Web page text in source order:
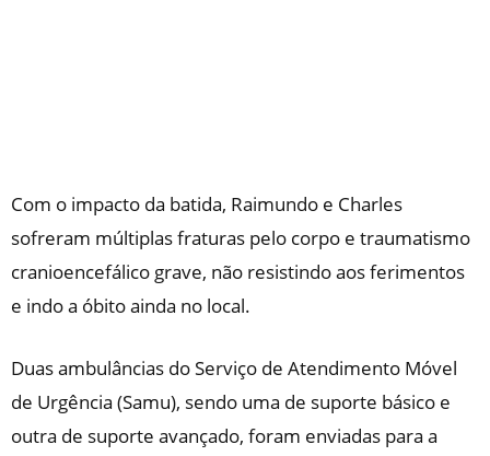
Com o impacto da batida, Raimundo e Charles
sofreram múltiplas fraturas pelo corpo e traumatismo
cranioencefálico grave, não resistindo aos ferimentos
e indo a óbito ainda no local.
Duas ambulâncias do Serviço de Atendimento Móvel
de Urgência (Samu), sendo uma de suporte básico e
outra de suporte avançado, foram enviadas para a